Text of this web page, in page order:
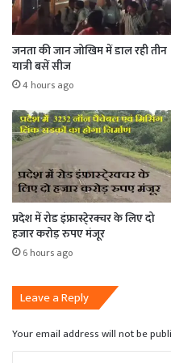
जनता की जान जोखिम में डाल रही तीन
यात्री बसें सीज
4 hours ago
प्रदेश में रोड इंफ्रास्टे्रक्चर के लिए दो
हजार करोड़ रुपए मंजूर
6 hours ago
Leave a Reply
Your email address will not be